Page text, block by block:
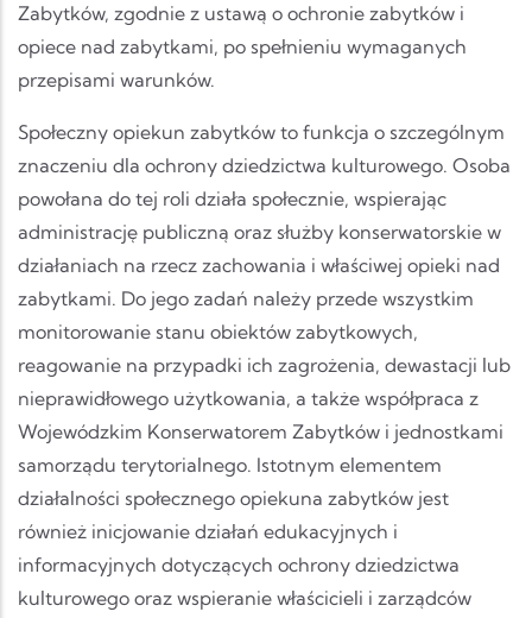
Zabytków, zgodnie z ustawą o ochronie zabytków i
opiece nad zabytkami, po spełnieniu wymaganych
przepisami warunków.
Społeczny opiekun zabytków to funkcja o szczególnym
znaczeniu dla ochrony dziedzictwa kulturowego. Osoba
powołana do tej roli działa społecznie, wspierając
administrację publiczną oraz służby konserwatorskie w
działaniach na rzecz zachowania i właściwej opieki nad
zabytkami. Do jego zadań należy przede wszystkim
monitorowanie stanu obiektów zabytkowych,
reagowanie na przypadki ich zagrożenia, dewastacji lub
nieprawidłowego użytkowania, a także współpraca z
Wojewódzkim Konserwatorem Zabytków i jednostkami
samorządu terytorialnego. Istotnym elementem
działalności społecznego opiekuna zabytków jest
również inicjowanie działań edukacyjnych i
informacyjnych dotyczących ochrony dziedzictwa
kulturowego oraz wspieranie właścicieli i zarządców